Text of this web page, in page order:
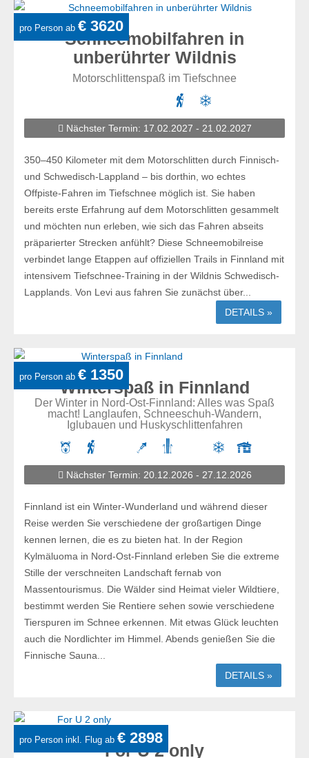
pro Person ab € 3620
Schneemobilfahren in
unberührter Wildnis
Motorschlittenspaß im Tiefschnee
Nächster Termin: 17.02.2027 - 21.02.2027
350–450 Kilometer mit dem Motorschlitten durch Finnisch-
und Schwedisch-Lappland – bis dorthin, wo echtes
Offpiste-Fahren im Tiefschnee möglich ist. Sie haben
bereits erste Erfahrung auf dem Motorschlitten gesammelt
und möchten nun erleben, wie sich das Fahren abseits
präparierter Strecken anfühlt? Diese Schneemobilreise
verbindet lange Etappen auf offiziellen Trails in Finnland mit
intensivem Tiefschnee-Training in der Wildnis Schwedisch-
Lapplands. Von Levi aus fahren Sie zunächst über...
DETAILS »
pro Person ab € 1350
Winterspaß in Finnland
Der Winter in Nord-Ost-Finnland: Alles was Spaß
macht! Langlaufen, Schneeschuh-Wandern,
Iglubauen und Huskyschlittenfahren
Nächster Termin: 20.12.2026 - 27.12.2026
Finnland ist ein Winter-Wunderland und während dieser
Reise werden Sie verschiedene der großartigen Dinge
kennen lernen, die es zu bieten hat. In der Region
Kylmäluoma in Nord-Ost-Finnland erleben Sie die extreme
Stille der verschneiten Landschaft fernab von
Massentourismus. Die Wälder sind Heimat vieler Wildtiere,
bestimmt werden Sie Rentiere sehen sowie verschiedene
Tierspuren im Schnee erkennen. Mit etwas Glück leuchten
auch die Nordlichter im Himmel. Abends genießen Sie die
Finnische Sauna...
DETAILS »
pro Person inkl. Flug ab € 2898
For U 2 only